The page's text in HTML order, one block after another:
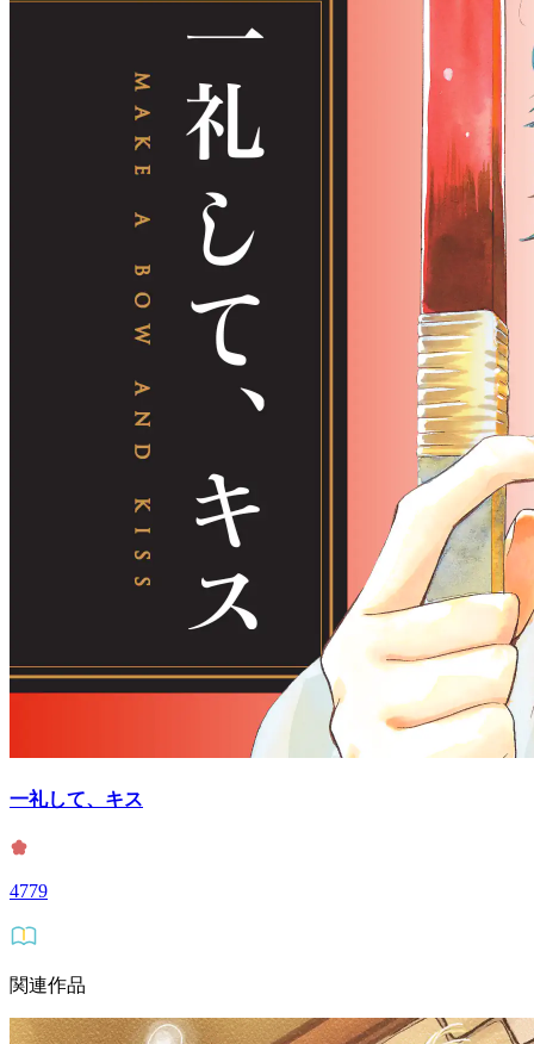
一礼して、キス
4779
関連作品